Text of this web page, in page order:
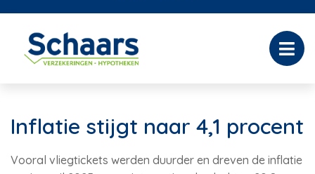
Inflatie stijgt naar 4,1 procent
Vooral vliegtickets werden duurder en dreven de inflatie